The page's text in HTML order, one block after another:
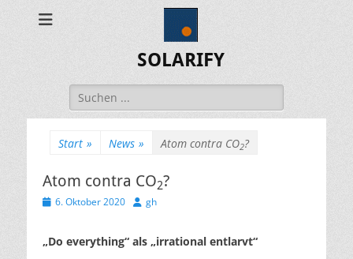
SOLARIFY
Suchen
nach:
Start » News » Atom contra CO2?
Atom contra CO2?
Veröffentlicht
6. Oktober 2020 Autor
gh
„Do everything“ als „irrational entlarvt“